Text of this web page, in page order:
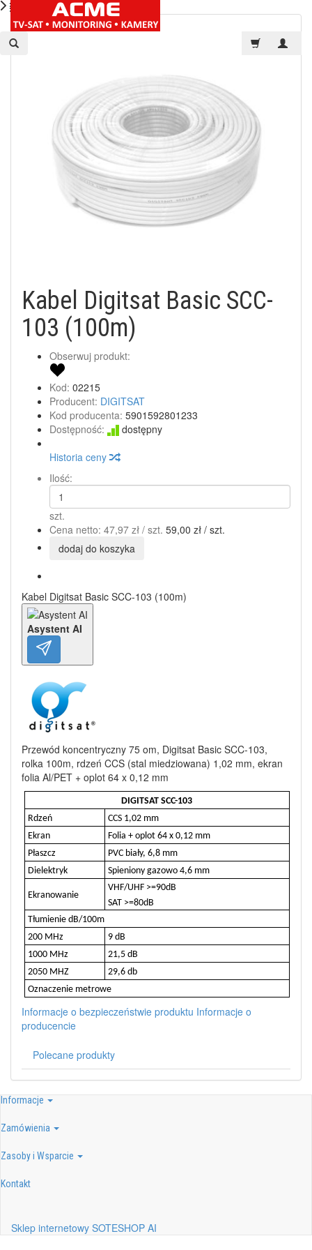
Kabel Digitsat Basic SCC-
103 (100m)
Obserwuj produkt:
Kod: 02215
Producent: DIGITSAT
Kod producenta: 5901592801233
Dostępność:
dostępny
Historia ceny
Ilość:
szt.
Cena netto: 47,97 zł / szt. 59,00 zł / szt.
dodaj do koszyka
Kabel Digitsat Basic SCC-103 (100m)
Asystent AI
Przewód koncentryczny 75 om, Digitsat Basic SCC-103,
rolka 100m, rdzeń CCS (stal miedziowana) 1,02 mm, ekran
folia Al/PET + oplot 64 x 0,12 mm
DIGITSAT SCC-103
Rdzeń
CCS 1,02 mm
Ekran
Folia + oplot 64 x 0,12 mm
Płaszcz
PVC biały, 6,8 mm
Dielektryk
Spieniony gazowo 4,6 mm
Ekranowanie
VHF/UHF >=90dB
SAT >=80dB
Tłumienie dB/100m
200 MHz
9 dB
1000 MHz
21,5 dB
2050 MHZ
29,6 db
Oznaczenie metrowe
Informacje o bezpieczeństwie produktu Informacje o
producencie
Polecane produkty
Informacje
Zamówienia
Zasoby i Wsparcie
Kontakt
Sklep internetowy SOTESHOP AI